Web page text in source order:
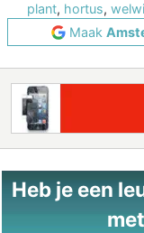
plant, hortus,
Maak
Heb je een